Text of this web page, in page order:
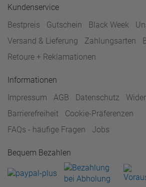
Kundenservice
Bestpreis
Gutschein Black Week
Versand & Lieferung
Zahlungsarten
Retoure + Reklamationen
Informationen
Impressum
AGB Datenschutz
Barrierefreiheit
Cookie-Präferenzen
FAQs - häufige Fragen
Jobs
Bequem Bezahlen